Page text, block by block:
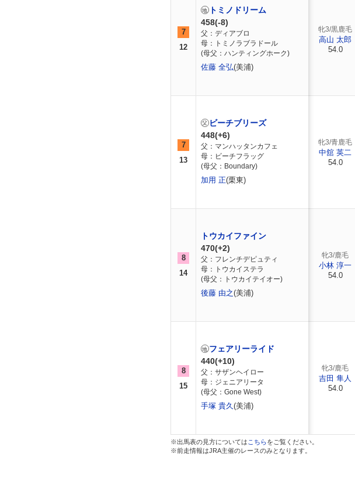
7
12
トミノドリーム
458(-8)
父：ディアブロ
母：トミノラブラドール
(母父：ハンティングホーク)
佐藤 全弘(美浦)
7
13
ビーチブリーズ
448(+6)
父：マンハッタンカフェ
母：ビーチフラッグ
(母父：Boundary)
加用 正(栗東)
8
14
トウカイファイン
470(+2)
父：フレンチデピュティ
母：トウカイステラ
(母父：トウカイテイオー)
後藤 由之(美浦)
8
15
フェアリーライド
440(+10)
父：サザンヘイロー
母：ジェニアリータ
(母父：Gone West)
手塚 貴久(美浦)
牝3/黒鹿毛
高山 太郎
54.0
牝3/青鹿毛
中舘 英二
54.0
牝3/鹿毛
小林 淳一
54.0
牝3/鹿毛
吉田 隼人
54.0
※出馬表の見方については こちらをご覧ください。
※前走情報はJRA主催のレースのみとなります。